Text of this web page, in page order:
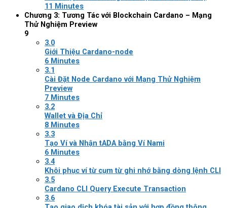
11 Minutes
Chương 3: Tương Tác với Blockchain Cardano – Mạng
Thử Nghiệm Preview
9
3.0
Giới Thiệu Cardano-node
6 Minutes
3.1
Cài Đặt Node Cardano với Mạng Thử Nghiệm
Preview
7 Minutes
3.2
Wallet và Địa Chỉ
8 Minutes
3.3
Tạo Ví và Nhận tADA bằng Ví Nami
6 Minutes
3.4
Khôi phục ví từ cụm từ ghi nhớ bằng dòng lệnh CLI
3.5
Cardano CLI Query Execute Transaction
3.6